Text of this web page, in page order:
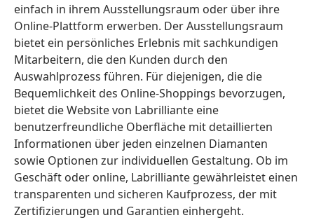
einfach in ihrem Ausstellungsraum oder über ihre
Online-Plattform erwerben. Der Ausstellungsraum
bietet ein persönliches Erlebnis mit sachkundigen
Mitarbeitern, die den Kunden durch den
Auswahlprozess führen. Für diejenigen, die die
Bequemlichkeit des Online-Shoppings bevorzugen,
bietet die Website von Labrilliante eine
benutzerfreundliche Oberfläche mit detaillierten
Informationen über jeden einzelnen Diamanten
sowie Optionen zur individuellen Gestaltung. Ob im
Geschäft oder online, Labrilliante gewährleistet einen
transparenten und sicheren Kaufprozess, der mit
Zertifizierungen und Garantien einhergeht.